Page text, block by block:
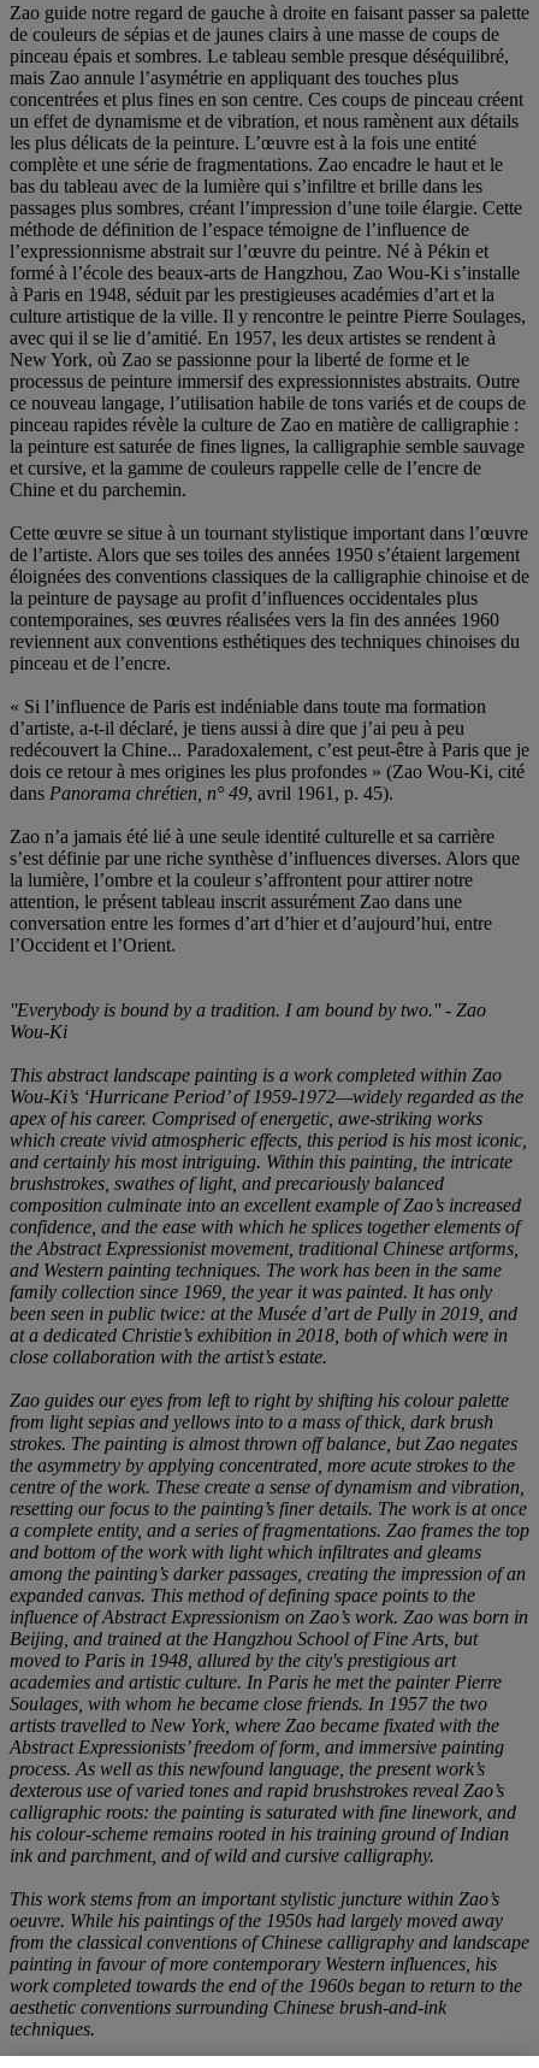
Zao guide notre regard de gauche à droite en faisant passer sa palette
de couleurs de sépias et de jaunes clairs à une masse de coups de
pinceau épais et sombres. Le tableau semble presque déséquilibré,
mais Zao annule l’asymétrie en appliquant des touches plus
concentrées et plus fines en son centre. Ces coups de pinceau créent
un effet de dynamisme et de vibration, et nous ramènent aux détails
les plus délicats de la peinture. L’œuvre est à la fois une entité
complète et une série de fragmentations. Zao encadre le haut et le
bas du tableau avec de la lumière qui s’infiltre et brille dans les
passages plus sombres, créant l’impression d’une toile élargie. Cette
méthode de définition de l’espace témoigne de l’influence de
l’expressionnisme abstrait sur l’œuvre du peintre. Né à Pékin et
formé à l’école des beaux-arts de Hangzhou, Zao Wou-Ki s’installe
à Paris en 1948, séduit par les prestigieuses académies d’art et la
culture artistique de la ville. Il y rencontre le peintre Pierre Soulages,
avec qui il se lie d’amitié. En 1957, les deux artistes se rendent à
New York, où Zao se passionne pour la liberté de forme et le
processus de peinture immersif des expressionnistes abstraits. Outre
ce nouveau langage, l’utilisation habile de tons variés et de coups de
pinceau rapides révèle la culture de Zao en matière de calligraphie :
la peinture est saturée de fines lignes, la calligraphie semble sauvage
et cursive, et la gamme de couleurs rappelle celle de l’encre de
Chine et du parchemin.
Cette œuvre se situe à un tournant stylistique important dans l’œuvre
de l’artiste. Alors que ses toiles des années 1950 s’étaient largement
éloignées des conventions classiques de la calligraphie chinoise et de
la peinture de paysage au profit d’influences occidentales plus
contemporaines, ses œuvres réalisées vers la fin des années 1960
reviennent aux conventions esthétiques des techniques chinoises du
pinceau et de l’encre.
« Si l’influence de Paris est indéniable dans toute ma formation
d’artiste, a-t-il déclaré, je tiens aussi à dire que j’ai peu à peu
redécouvert la Chine... Paradoxalement, c’est peut-être à Paris que je
dois ce retour à mes origines les plus profondes » (Zao Wou-Ki, cité
dans Panorama chrétien, n° 49, avril 1961, p. 45).
Zao n’a jamais été lié à une seule identité culturelle et sa carrière
s’est définie par une riche synthèse d’influences diverses. Alors que
la lumière, l’ombre et la couleur s’affrontent pour attirer notre
attention, le présent tableau inscrit assurément Zao dans une
conversation entre les formes d’art d’hier et d’aujourd’hui, entre
l’Occident et l’Orient.
''Everybody is bound by a tradition. I am bound by two.'' - Zao
Wou-Ki
This abstract landscape painting is a work completed within Zao
Wou-Ki’s ‘Hurricane Period’ of 1959-1972—widely regarded as the
apex of his career. Comprised of energetic, awe-striking works
which create vivid atmospheric effects, this period is his most iconic,
and certainly his most intriguing. Within this painting, the intricate
brushstrokes, swathes of light, and precariously balanced
composition culminate into an excellent example of Zao’s increased
confidence, and the ease with which he splices together elements of
the Abstract Expressionist movement, traditional Chinese artforms,
and Western painting techniques. The work has been in the same
family collection since 1969, the year it was painted. It has only
been seen in public twice: at the Musée d’art de Pully in 2019, and
at a dedicated Christie’s exhibition in 2018, both of which were in
close collaboration with the artist’s estate.
Zao guides our eyes from left to right by shifting his colour palette
from light sepias and yellows into to a mass of thick, dark brush
strokes. The painting is almost thrown off balance, but Zao negates
the asymmetry by applying concentrated, more acute strokes to the
centre of the work. These create a sense of dynamism and vibration,
resetting our focus to the painting’s finer details. The work is at once
a complete entity, and a series of fragmentations. Zao frames the top
and bottom of the work with light which infiltrates and gleams
among the painting’s darker passages, creating the impression of an
expanded canvas. This method of defining space points to the
influence of Abstract Expressionism on Zao’s work. Zao was born in
Beijing, and trained at the Hangzhou School of Fine Arts, but
moved to Paris in 1948, allured by the city's prestigious art
academies and artistic culture. In Paris he met the painter Pierre
Soulages, with whom he became close friends. In 1957 the two
artists travelled to New York, where Zao became fixated with the
Abstract Expressionists’ freedom of form, and immersive painting
process. As well as this newfound language, the present work’s
dexterous use of varied tones and rapid brushstrokes reveal Zao’s
calligraphic roots: the painting is saturated with fine linework, and
his colour-scheme remains rooted in his training ground of Indian
ink and parchment, and of wild and cursive calligraphy.
This work stems from an important stylistic juncture within Zao’s
oeuvre. While his paintings of the 1950s had largely moved away
from the classical conventions of Chinese calligraphy and landscape
painting in favour of more contemporary Western influences, his
work completed towards the end of the 1960s began to return to the
aesthetic conventions surrounding Chinese brush-and-ink
techniques.